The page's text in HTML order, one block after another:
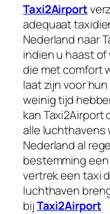
Taxi2Airport
adequaat
Nederland naar
indien u haast
die met comfort
laat zijn voor
weinig tijd
kan Taxi2Airport
alle luchthavens
Nederland al
bestemming
vertrek een taxi
luchthaven
bijTaxi2Airport